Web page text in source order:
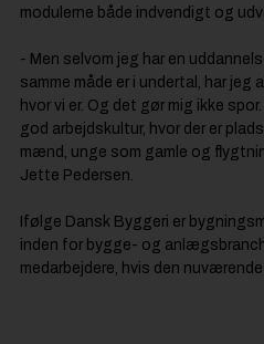
modulerne både indvendigt og
- Men selvom jeg har en
samme måde er i undertal, har
hvor vi er. Og det gør mig ikke
god arbejdskultur, hvor der er
mænd, unge som gamle og
Jette Pedersen.
Ifølge Dansk Byggeri er
inden for bygge- og
medarbejdere, hvis den